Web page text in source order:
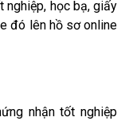
nghiệp, học bạ, giấy
đó lên hồ sơ online
nhận tốt nghiệp